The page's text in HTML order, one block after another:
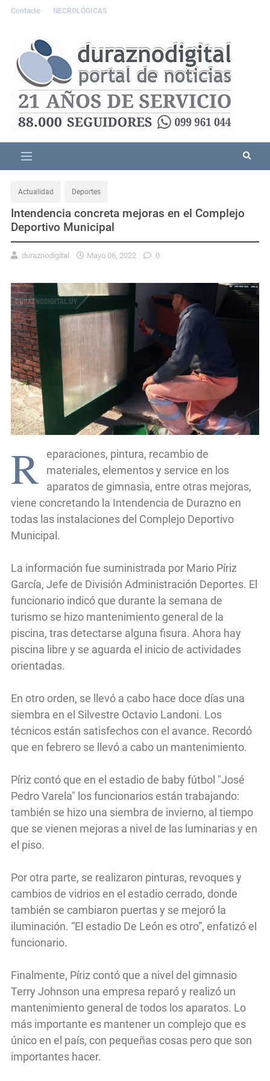
Contacto NECROLÓGICAS
Actualidad Deportes
Intendencia concreta mejoras en el Complejo
Deportivo Municipal
duraznodigital Mayo 06, 2022 0
R
eparaciones, pintura, recambio de
materiales, elementos y service en los
aparatos de gimnasia, entre otras mejoras,
viene concretando la Intendencia de Durazno en
todas las instalaciones del Complejo Deportivo
Municipal.
La información fue suministrada por Mario Píriz
García, Jefe de División Administración Deportes. El
funcionario indicó que durante la semana de
turismo se hizo mantenimiento general de la
piscina, tras detectarse alguna fisura. Ahora hay
piscina libre y se aguarda el inicio de actividades
orientadas.
En otro orden, se llevó a cabo hace doce días una
siembra en el Silvestre Octavio Landoni. Los
técnicos están satisfechos con el avance. Recordó
que en febrero se llevó a cabo un mantenimiento.
Píriz contó que en el estadio de baby fútbol "José
Pedro Varela" los funcionarios están trabajando:
también se hizo una siembra de invierno, al tiempo
que se vienen mejoras a nivel de las luminarias y en
el piso.
Por otra parte, se realizaron pinturas, revoques y
cambios de vidrios en el estadio cerrado, donde
también se cambiaron puertas y se mejoró la
iluminación. “El estadio De León es otro”, enfatizó el
funcionario.
Finalmente, Píriz contó que a nivel del gimnasio
Terry Johnson una empresa reparó y realizó un
mantenimiento general de todos los aparatos. Lo
más importante es mantener un complejo que es
único en el país, con pequeñas cosas pero que son
importantes hacer.